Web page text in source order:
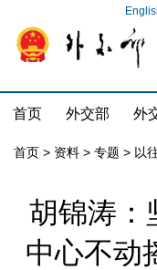
首页 外交部 外
首页 > 资料 > 专题 > 以
胡锦涛：
中心不动